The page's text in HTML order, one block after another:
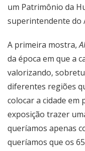
um Patrimônio da
superintendente do
A primeira mostra,
da época em que a
valorizando,
diferentes regiões
colocar a cidade em
exposição trazer
queríamos apenas
queríamos que os